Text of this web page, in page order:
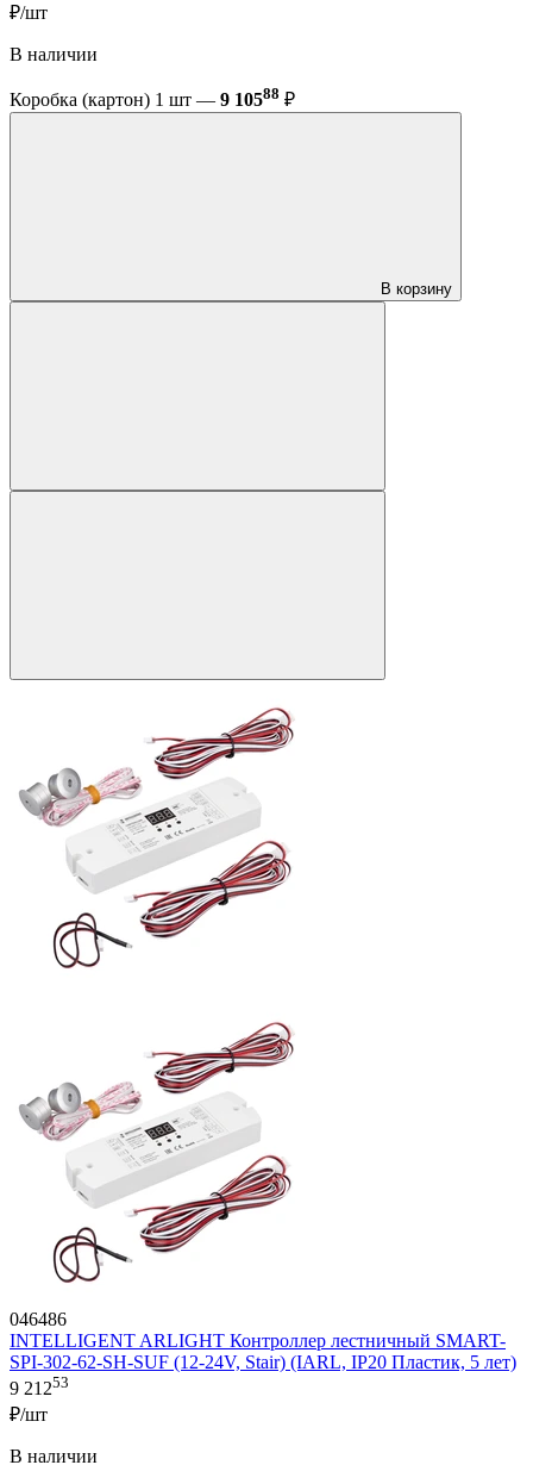
₽/шт
В наличии
Коробка (картон) 1 шт — 9 10588 ₽
В корзину
046486
INTELLIGENT ARLIGHT Контроллер лестничный SMART-
SPI-302-62-SH-SUF (12-24V, Stair) (IARL, IP20 Пластик, 5 лет)
9 21253
₽/шт
В наличии